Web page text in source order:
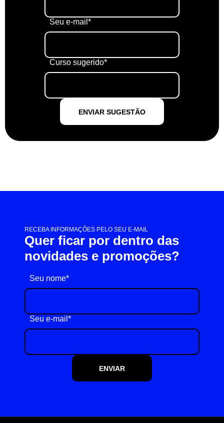
Seu e-mail*
Curso sugerido*
ENVIAR SUGESTÃO
RECEBA INFORMAÇÕES PELO SEU E-MAIL
Quer ficar por dentro das
novidades e promoções?
Seu nome*
Seu e-mail*
ENVIAR